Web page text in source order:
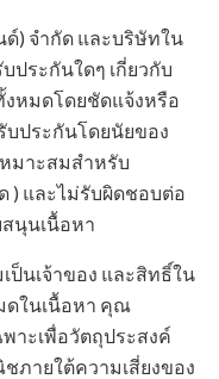
) จำกัด และบริษัทใน
ประกันใดๆ เกี่ยวกับ
หมดโดยชัดแจ้งหรือ
บประกันโดยนัยของ
มาะสมสำหรับ
) และไม่รับผิดชอบต่อ
นุนเนื้อหา
นเจ้าของ และสิทธิ์ใน
ในเนื้อหา คุณ
าะเพื่อวัตถุประสงค์
ภายใต้ความเสี่ยงของ